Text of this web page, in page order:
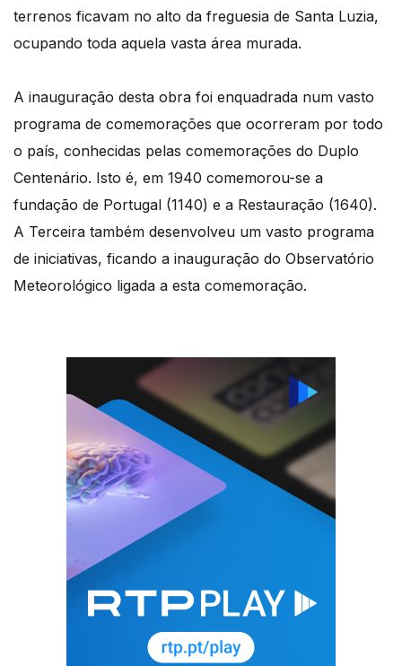
terrenos ficavam no alto da freguesia de Santa Luzia,
ocupando toda aquela vasta área murada.
A inauguração desta obra foi enquadrada num vasto
programa de comemorações que ocorreram por todo
o país, conhecidas pelas comemorações do Duplo
Centenário. Isto é, em 1940 comemorou-se a
fundação de Portugal (1140) e a Restauração (1640).
A Terceira também desenvolveu um vasto programa
de iniciativas, ficando a inauguração do Observatório
Meteorológico ligada a esta comemoração.